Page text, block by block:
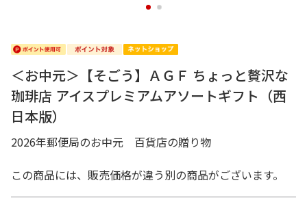
1 2
＜お中元＞【そごう】ＡＧＦ ちょっと贅沢な
珈琲店 アイスプレミアムアソートギフト（西
日本版）
2026年郵便局のお中元 百貨店の贈り物
この商品には、販売価格が違う別の商品がございます。